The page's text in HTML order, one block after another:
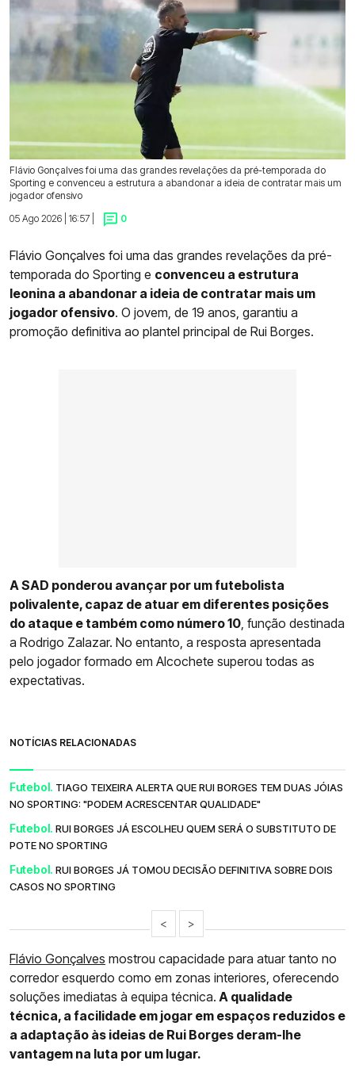
Flávio Gonçalves foi uma das grandes revelações da pré-temporada do
Sporting e convenceu a estrutura a abandonar a ideia de contratar mais um
jogador ofensivo
05 Ago 2026 | 16:57 |
0
Flávio Gonçalves foi uma das grandes revelações da pré-
temporada do Sporting e convenceu a estrutura
leonina a abandonar a ideia de contratar mais um
jogador ofensivo. O jovem, de 19 anos, garantiu a
promoção definitiva ao plantel principal de Rui Borges.
A SAD ponderou avançar por um futebolista
polivalente, capaz de atuar em diferentes posições
do ataque e também como número 10 , função destinada
a Rodrigo Zalazar. No entanto, a resposta apresentada
pelo jogador formado em Alcochete superou todas as
expectativas.
NOTÍCIAS RELACIONADAS
Futebol. TIAGO TEIXEIRA ALERTA QUE RUI BORGES TEM DUAS JÓIAS
NO SPORTING: "PODEM ACRESCENTAR QUALIDADE"
Futebol. RUI BORGES JÁ ESCOLHEU QUEM SERÁ O SUBSTITUTO DE
POTE NO SPORTING
Futebol. RUI BORGES JÁ TOMOU DECISÃO DEFINITIVA SOBRE DOIS
CASOS NO SPORTING
< >
Flávio Gonçalves mostrou capacidade para atuar tanto no
corredor esquerdo como em zonas interiores, oferecendo
soluções imediatas à equipa técnica. A qualidade
técnica, a facilidade em jogar em espaços reduzidos e
a adaptação às ideias de Rui Borges deram-lhe
vantagem na luta por um lugar.